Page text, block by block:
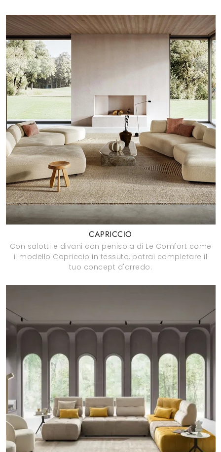
CAPRICCIO
Con salotti e divani con penisola di Le Comfort come
il modello Capriccio in tessuto, potrai completare il
tuo concept d'arredo.